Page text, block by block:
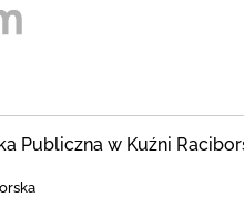
Publiczna w Kuźni